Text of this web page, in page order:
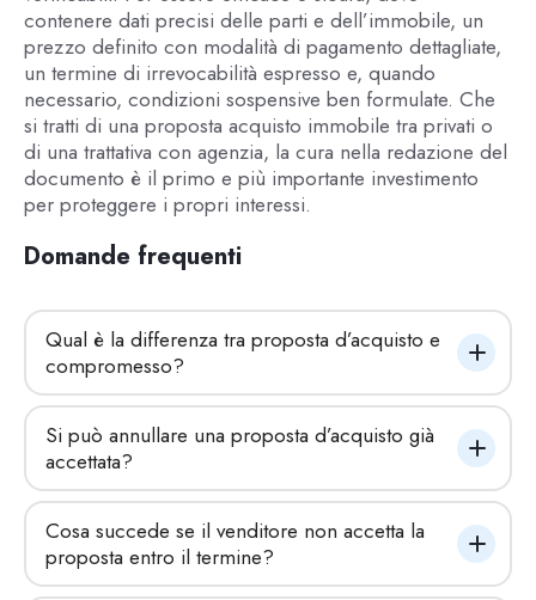
contenere dati precisi delle parti e dell’immobile, un
prezzo definito con modalità di pagamento dettagliate,
un termine di irrevocabilità espresso e, quando
necessario, condizioni sospensive ben formulate. Che
si tratti di una proposta acquisto immobile tra privati o
di una trattativa con agenzia, la cura nella redazione del
documento è il primo e più importante investimento
per proteggere i propri interessi.
Domande frequenti
Qual è la differenza tra proposta d’acquisto e
compromesso?
Si può annullare una proposta d’acquisto già
accettata?
Cosa succede se il venditore non accetta la
proposta entro il termine?